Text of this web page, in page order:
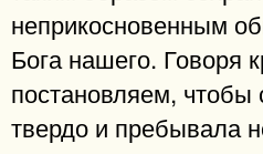
неприкосновенным
Бога нашего. Говоря
постановляем, чтобы
твердо и пребывала